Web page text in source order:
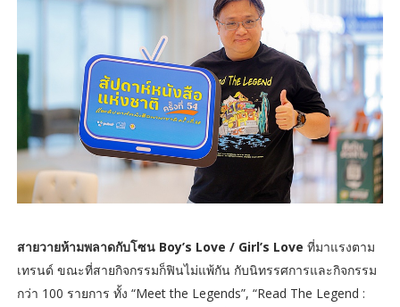
สายวายห้ามพลาดกับโซน Boy’s Love / Girl’s Love ที่มาแรงตาม
เทรนด์ ขณะที่สายกิจกรรมก็ฟินไม่แพ้กัน กับนิทรรศการและกิจกรรม
กว่า 100 รายการ ทั้ง “Meet the Legends”, “Read The Legend :